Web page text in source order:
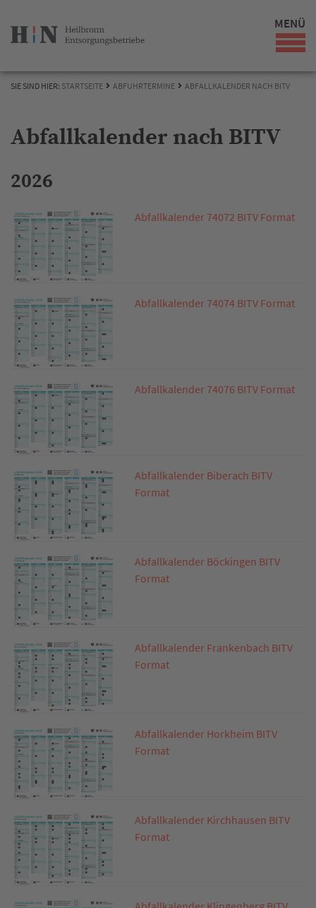
MENÜ
SIE SIND HIER: STARTSEITE ABFUHRTERMINE ABFALLKALENDER NACH BITV
Abfallkalender nach BITV
2026
Abfallkalender 74072 BITV Format
Abfallkalender 74074 BITV Format
Abfallkalender 74076 BITV Format
Abfallkalender Biberach BITV
Format
Abfallkalender Böckingen BITV
Format
Abfallkalender Frankenbach BITV
Format
Abfallkalender Horkheim BITV
Format
Abfallkalender Kirchhausen BITV
Format